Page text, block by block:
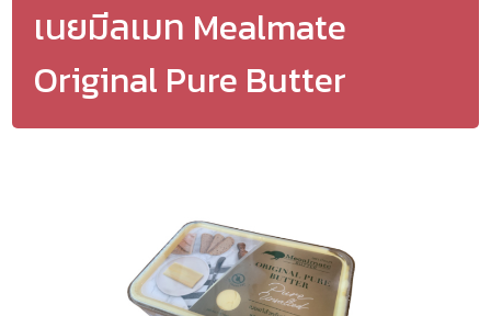
เนยมีลเมท Mealmate
Original Pure Butter